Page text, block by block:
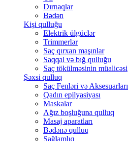
Dırnaqlar
Bədən
Kişi qulluğu
Elektrik ülgüclər
Trimmerlər
Saç qırxan maşınlar
Saqqal və bığ qulluğu
Saç tökülməsinin müalicəsi
Şəxsi qulluq
Saç Fenləri və Aksesuarları
Qadın epilyasiyası
Maskalar
Ağız boşluğuna qulluq
Masaj aparatları
Bədənə qulluq
Sağlamlıq